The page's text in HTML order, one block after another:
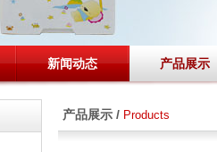
新闻动态 产品展示
产品展示 / Products